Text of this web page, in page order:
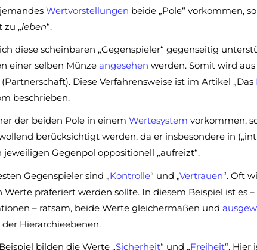
jemandesWertvorstellungen beide „Pole“ vorkommen,
zu „leben“.
diese scheinbaren „Gegenspieler“ gegenseitig
einer selben Münzeangesehen werden. Somit wird
Diese Verfahrensweise ist im Artikel „Das
beschrieben.
der beiden Pole in einemWertesystem vorkommen,
berücksichtigt werden, da er insbesondere in
jeweiligen Gegenpol oppositionell „aufreizt“.
Gegenspieler sind „Kontrolle“ und „Vertrauen“. Oft
Werte präferiert werden sollte. In diesem Beispiel ist es
– ratsam, beide Werte gleichermaßen und
Hierarchieebenen.
bilden die Werte „Sicherheit“ und „Freiheit“. Hier